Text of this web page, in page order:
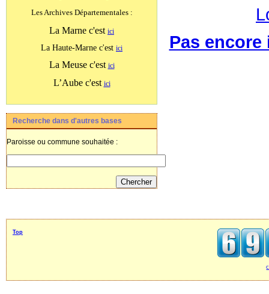
Les Archives Départementales :
La Marne c'est ici
La Haute-Marne c'est ici
La Meuse c'est ici
L’Aube c'est ici
Recherche dans d'autres bases
Paroisse ou commune souhaitée :
Pas
Top